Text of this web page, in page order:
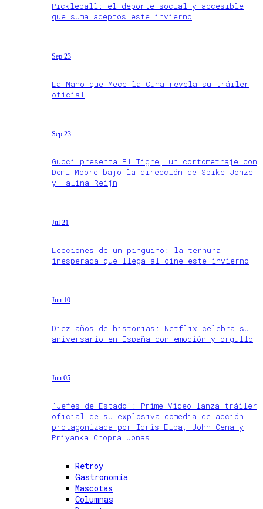
Pickleball: el deporte social y accesible
que suma adeptos este invierno
Sep 23
La Mano que Mece la Cuna revela su tráiler
oficial
Sep 23
Gucci presenta El Tigre, un cortometraje con
Demi Moore bajo la dirección de Spike Jonze
y Halina Reijn
Jul 21
Lecciones de un pingüino: la ternura
inesperada que llega al cine este invierno
Jun 10
Diez años de historias: Netflix celebra su
aniversario en España con emoción y orgullo
Jun 05
“Jefes de Estado”: Prime Video lanza tráiler
oficial de su explosiva comedia de acción
protagonizada por Idris Elba, John Cena y
Priyanka Chopra Jonas
Retroy
Gastronomía
Mascotas
Columnas